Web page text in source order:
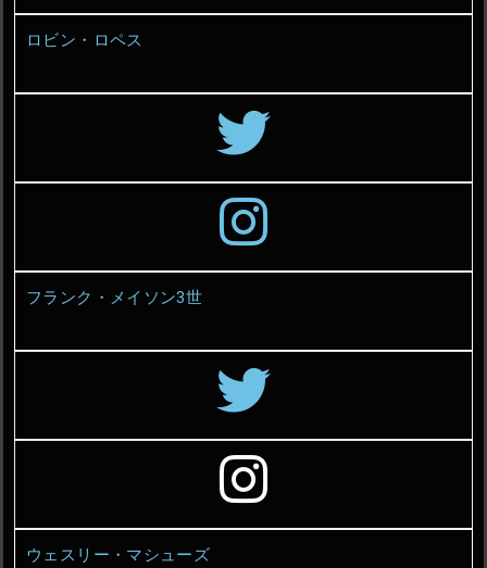
ロビン・ロペス
フランク・メイソン3世
ウェスリー・マシューズ